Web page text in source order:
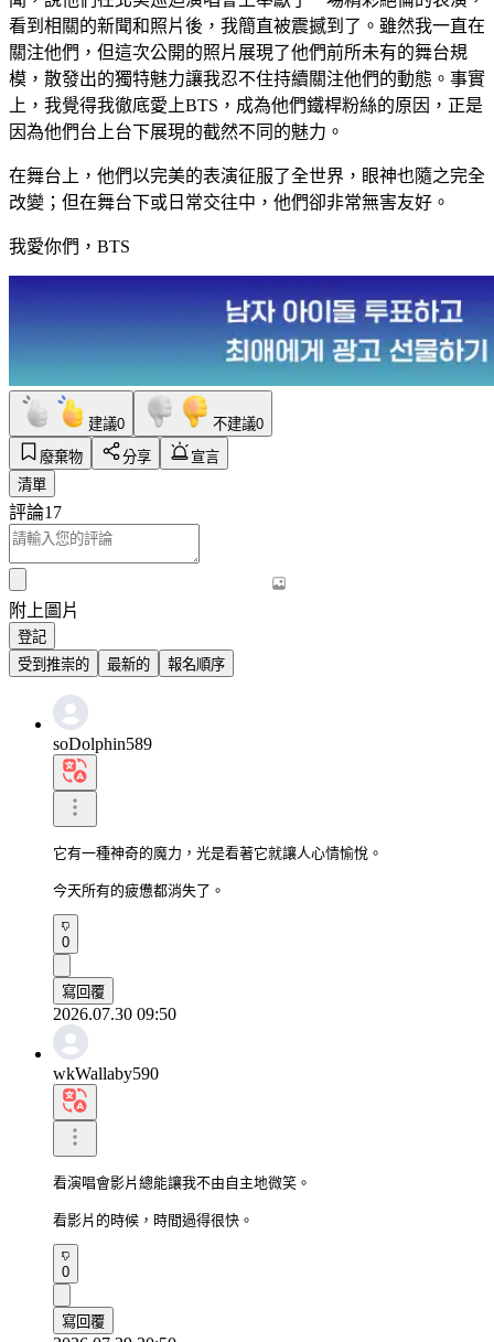
看到相關的新聞和照片後，我簡直被震撼到了。雖然我一直在
關注他們，但這次公開的照片展現了他們前所未有的舞台規
模，散發出的獨特魅力讓我忍不住持續關注他們的動態。事實
上，我覺得我徹底愛上BTS，成為他們鐵桿粉絲的原因，正是
因為他們台上台下展現的截然不同的魅力。
在舞台上，他們以完美的表演征服了全世界，眼神也隨之完全
改變；但在舞台下或日常交往中，他們卻非常無害友好。
我愛你們，BTS
建議0 不建議0
廢棄物
分享
宣言
清單
評論17
附上圖片
登記
受到推崇的
最新的 報名順序
soDolphin589
它有一種神奇的魔力，光是看著它就讓人心情愉悅。
今天所有的疲憊都消失了。
0
寫回覆
2026.07.30 09:50
wkWallaby590
看演唱會影片總能讓我不由自主地微笑。
看影片的時候，時間過得很快。
0
寫回覆